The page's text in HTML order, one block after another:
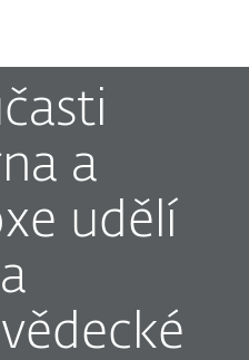
a
udělí